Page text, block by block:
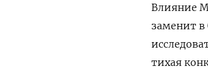
Влияние
заменит
тихая